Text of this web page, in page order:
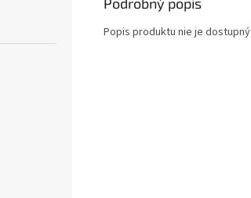
Popis produktu nie je dostupný